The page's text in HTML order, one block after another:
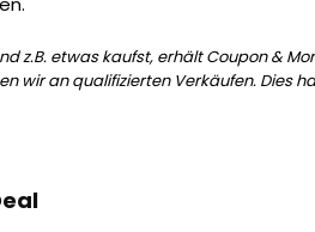
z.B. etwas kaufst, erhält Coupon &
wir an qualifizierten Verkäufen. Dies